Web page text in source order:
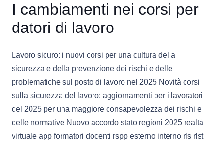
I cambiamenti nei corsi per
datori di lavoro
Lavoro sicuro: i nuovi corsi per una cultura della
sicurezza e della prevenzione dei rischi e delle
problematiche sul posto di lavoro nel 2025 Novità corsi
sulla sicurezza del lavoro: aggiornamenti per i lavoratori
del 2025 per una maggiore consapevolezza dei rischi e
delle normative Nuovo accordo stato regioni 2025 realtà
virtuale app formatori docenti rspp esterno interno rls rlst